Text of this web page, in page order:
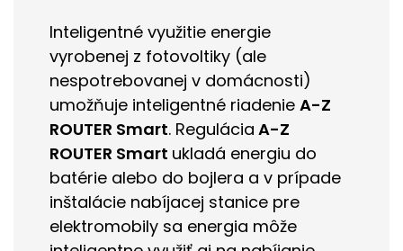
Inteligentné využitie energie
vyrobenej z fotovoltiky (ale
nespotrebovanej v domácnosti)
umožňuje inteligentné riadenie A-Z
ROUTER Smart. Regulácia A-Z
ROUTER Smart ukladá energiu do
batérie alebo do bojlera a v prípade
inštalácie nabíjacej stanice pre
elektromobily sa energia môže